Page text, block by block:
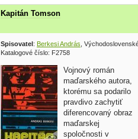
Kapitán Tomson
Spisovatel: Berkesi András ,
Katalogové číslo: F2758
Vojnový román
maďarského autora,
ktorému sa podarilo
pravdivo zachytiť
diferencovaný obraz
maďarskej
spoločnosti v